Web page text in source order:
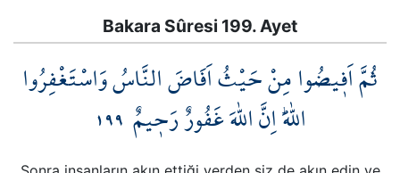
Bakara Sûresi 199. Ayet
ثُمَّ اَف۪يضُوا مِنْ حَيْثُ اَفَاضَ النَّاسُ وَاسْتَغْفِرُوا
اللّٰهَۜ اِنَّ اللّٰهَ غَفُورٌ رَح۪يمٌ ١٩٩